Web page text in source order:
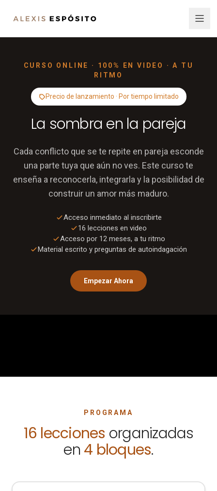
CURSO ONLINE · 100% EN VIDEO · A TU
RITMO
Precio de lanzamiento · Por tiempo limitado
La sombra en la pareja
Cada conflicto que se te repite en pareja esconde
una parte tuya que aún no ves. Este curso te
enseña a reconocerla, integrarla y la posibilidad de
construir un amor más maduro.
Acceso inmediato al inscribirte
16 lecciones en video
Acceso por 12 meses, a tu ritmo
Material escrito y preguntas de autoindagación
Empezar Ahora
PROGRAMA
16 lecciones organizadas
en4 bloques.